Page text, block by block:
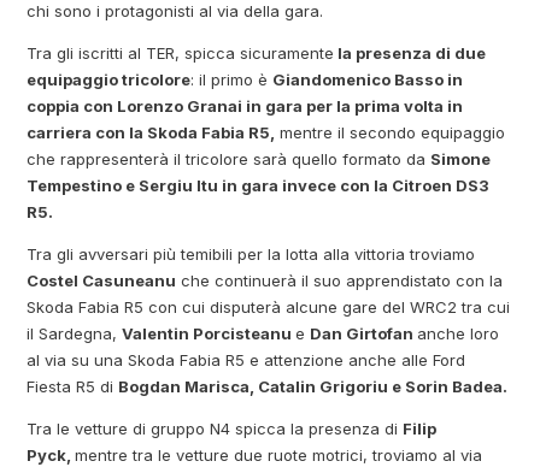
chi sono i protagonisti al via della gara.
Tra gli iscritti al TER, spicca sicuramente la presenza di due
equipaggio tricolore: il primo è Giandomenico Basso in
coppia con Lorenzo Granai in gara per la prima volta in
carriera con la Skoda Fabia R5, mentre il secondo equipaggio
che rappresenterà il tricolore sarà quello formato da Simone
Tempestino e Sergiu Itu in gara invece con la Citroen DS3
R5.
Tra gli avversari più temibili per la lotta alla vittoria troviamo
Costel Casuneanu che continuerà il suo apprendistato con la
Skoda Fabia R5 con cui disputerà alcune gare del WRC2 tra cui
il Sardegna,Valentin Porcisteanue Dan Girtofan anche loro
al via su una Skoda Fabia R5 e attenzione anche alle Ford
Fiesta R5 di Bogdan Marisca, Catalin Grigoriu e Sorin Badea.
Tra le vetture di gruppo N4 spicca la presenza di Filip
Pyck,mentre tra le vetture due ruote motrici, troviamo al via